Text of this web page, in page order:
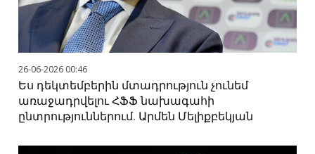
26-06-2026 00:46
Ես դեկտեմբերին մտադրություն չունեմ
առաջադրվելու ՀՖՖ նախագահի
ընտրություններում. Արմեն Մելիքբեկյան